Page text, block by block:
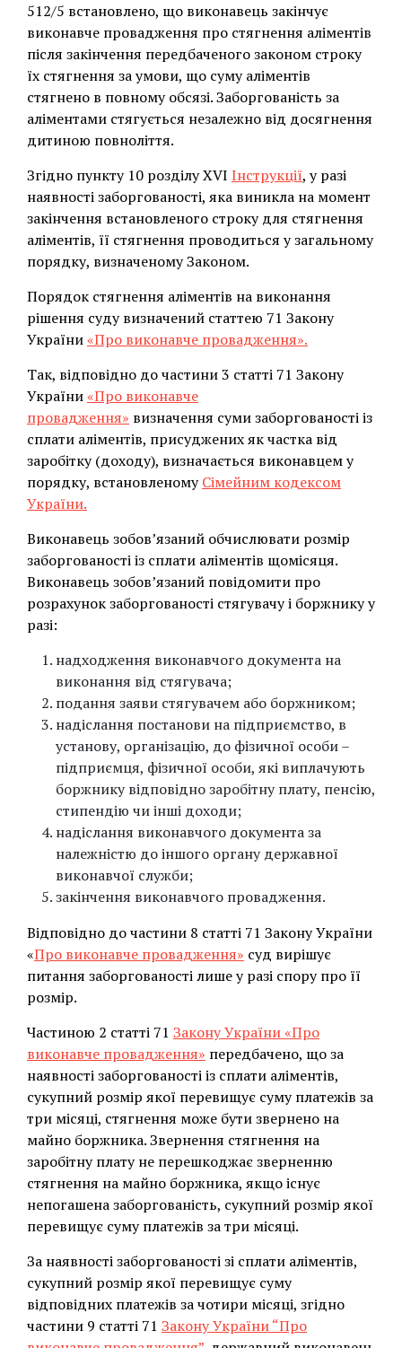
512/5 встановлено, що виконавець закінчує
виконавче провадження про стягнення аліментів
після закінчення передбаченого законом строку
їх стягнення за умови, що суму аліментів
стягнено в повному обсязі. Заборгованість за
аліментами стягується незалежно від досягнення
дитиною повноліття.
Згідно пункту 10 розділу ХVI Інструкції, у разі
наявності заборгованості, яка виникла на момент
закінчення встановленого строку для стягнення
аліментів, її стягнення проводиться у загальному
порядку, визначеному Законом.
Порядок стягнення аліментів на виконання
рішення суду визначений статтею 71 Закону
України«Про виконавче провадження».
Так, відповідно до частини 3 статті 71 Закону
України«Про виконавче
провадження» визначення суми заборгованості із
сплати аліментів, присуджених як частка від
заробітку (доходу), визначається виконавцем у
порядку, встановленомуСімейним кодексом
України.
Виконавець зобов’язаний обчислювати розмір
заборгованості із сплати аліментів щомісяця.
Виконавець зобов’язаний повідомити про
розрахунок заборгованості стягувачу і боржнику у
разі:
надходження виконавчого документа на
виконання від стягувача;
подання заяви стягувачем або боржником;
надіслання постанови на підприємство, в
установу, організацію, до фізичної особи –
підприємця, фізичної особи, які виплачують
боржнику відповідно заробітну плату, пенсію,
стипендію чи інші доходи;
надіслання виконавчого документа за
належністю до іншого органу державної
виконавчої служби;
закінчення виконавчого провадження.
Відповідно до частини 8 статті 71 Закону України
«Про виконавче провадження» суд вирішує
питання заборгованості лише у разі спору про її
розмір.
Частиною 2 статті 71 Закону України «Про
виконавче провадження» передбачено, що за
наявності заборгованості із сплати аліментів,
сукупний розмір якої перевищує суму платежів за
три місяці, стягнення може бути звернено на
майно боржника. Звернення стягнення на
заробітну плату не перешкоджає зверненню
стягнення на майно боржника, якщо існує
непогашена заборгованість, сукупний розмір якої
перевищує суму платежів за три місяці.
За наявності заборгованості зі сплати аліментів,
сукупний розмір якої перевищує суму
відповідних платежів за чотири місяці, згідно
частини 9 статті 71 Закону України “Про